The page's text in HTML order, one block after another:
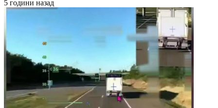
5 години назад